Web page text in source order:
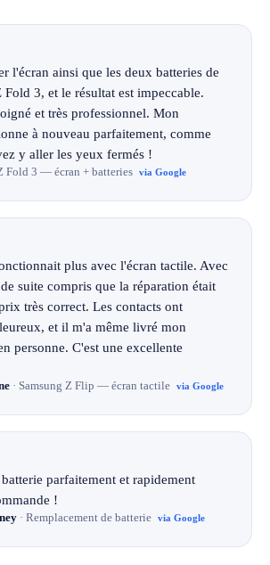
l'écran ainsi que les deux batteries de
Fold 3, et le résultat est impeccable.
et très professionnel. Mon
à nouveau parfaitement, comme
y aller les yeux fermés !
Fold 3 — écran + batteries via Google
plus avec l'écran tactile. Avec
suite compris que la réparation était
très correct. Les contacts ont
et il m'a même livré mon
personne. C'est une excellente
· Samsung Z Flip — écran tactile via Google
parfaitement et rapidement
!
· Remplacement de batterie via Google